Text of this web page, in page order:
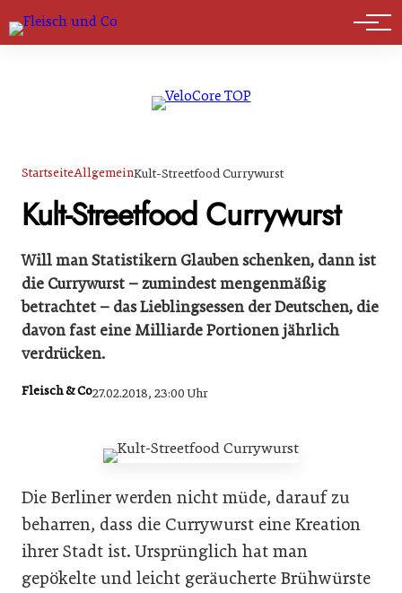
Marktführer
StartseiteAllgemeinKult-Streetfood Currywurst
Kult-Streetfood Currywurst
Will man Statistikern Glauben schenken, dann ist
die Currywurst – zumindest mengenmäßig
betrachtet – das Lieblingsessen der Deutschen, die
davon fast eine Milliarde Portionen jährlich
verdrücken.
Fleisch & Co27.02.2018, 23:00 Uhr
Die Berliner werden nicht müde, darauf zu
beharren, dass die Currywurst eine Kreation
ihrer Stadt ist. Ursprünglich hat man
gepökelte und leicht geräucherte Brühwürste